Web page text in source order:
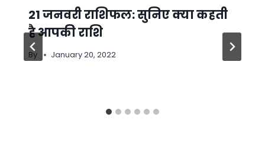
21 जनवरी राशिफल: सुनिए क्या कहती
है आपकी राशि
By January 20, 2022